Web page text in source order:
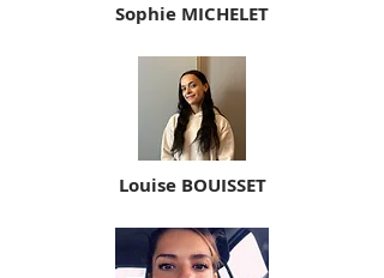
Sophie MICHELET
Louise BOUISSET